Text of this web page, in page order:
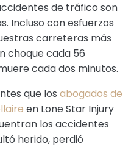
de tráfico son
Incluso con esfuerzos
carreteras más
choque cada 56
cada dos minutos.
que los abogados de
en Lone Star Injury
los accidentes
herido, perdió